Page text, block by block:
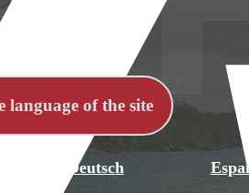
language of the site
Deutsch